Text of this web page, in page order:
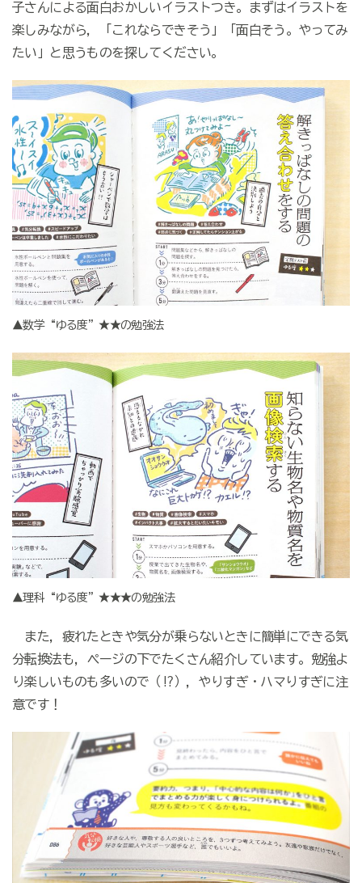
子さんによる面白おかしいイラストつき。まずはイラストを
楽しみながら，「これならできそう」「面白そう。やってみ
たい」と思うものを探してください。
▲数学“ゆる度”★★の勉強法
▲理科“ゆる度”★★★の勉強法
また，疲れたときや気分が乗らないときに簡単にできる気
分転換法も，ページの下でたくさん紹介しています。勉強よ
り楽しいものも多いので（!?），やりすぎ・ハマりすぎに注
意です！